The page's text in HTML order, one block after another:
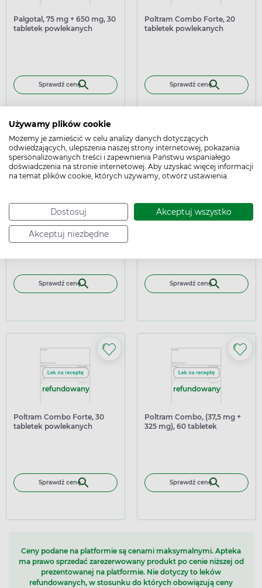
Używamy plików cookie
Możemy je zamieścić w celu analizy danych dotyczących
odwiedzających, ulepszenia naszej strony internetowej, pokazania
spersonalizowanych treści i zapewnienia Państwu wspaniałego
doświadczenia na stronie internetowej. Aby uzyskać więcej informacji
na temat plików cookie, których używamy, otwórz ustawienia.
Dostosuj Akceptuj wszystko
Akceptuj niezbędne
Palgotal, 75 mg + 650 mg, 30
tabletek powlekanych
Sprawdź cenę
Poltram Combo Forte, 20
tabletek powlekanych
Sprawdź cenę
Poltram Combo Forte, 90
tabletek powlekanych
Sprawdź cenę
Poltram Combo Forte, 60
Sprawdź cenę
refundowany
Poltram Combo Forte, 30
tabletek powlekanych
Sprawdź cenę
refundowany
Poltram Combo, (37,5 mg +
325 mg), 60 tabletek
Sprawdź cenę
Ceny podane na platformie są cenami maksymalnymi. Apteka
ma prawo sprzedać zarezerwowany produkt po cenie niższej od
prezentowanej na platformie. Nie dotyczy to leków
refundowanych, w stosunku do których obowiązują ceny